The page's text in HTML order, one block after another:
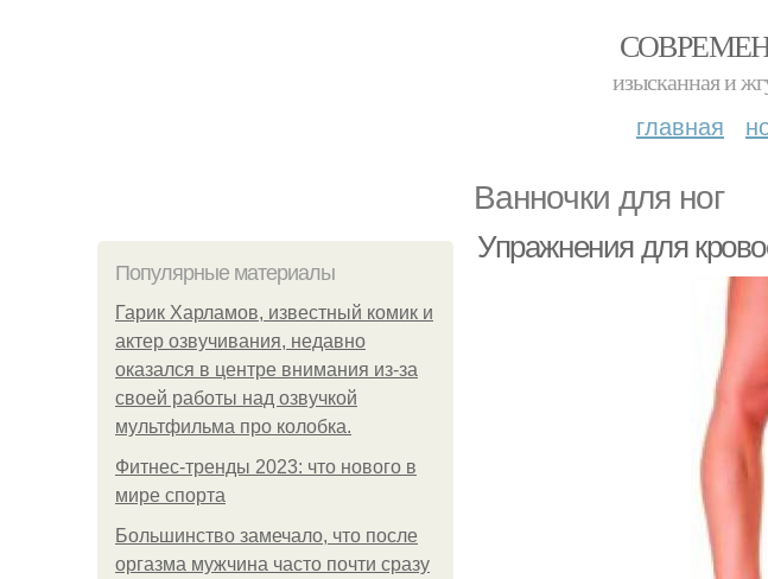
изысканная и
главная
Ванночки для ног
Популярные материалы
Гарик Харламов, известный комик и
актер озвучивания, недавно
оказался в центре внимания из-за
своей работы над озвучкой
мультфильма про колобка.
Фитнес-тренды 2023: что нового в
мире спорта
Большинство замечало, что после
оргазма мужчина часто почти сразу
Упражнения для